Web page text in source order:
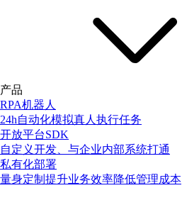
产品
RPA机器人
24h自动化模拟真人执行任务
开放平台SDK
自定义开发、与企业内部系统打通
私有化部署
量身定制提升业务效率降低管理成本